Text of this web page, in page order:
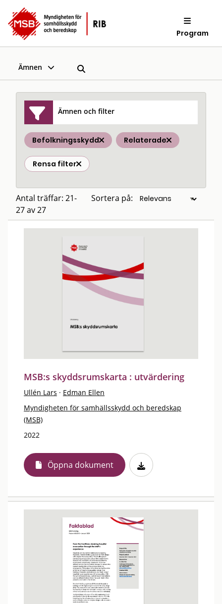
Program
Ämnen
Ämnen och filter
Befolkningsskydd Relaterade
Rensa filter
Antal träffar: 21-
27 av 27
Sortera på:
MSB:s skyddsrumskarta : utvärdering
Ullén Lars · Edman Ellen
Myndigheten för samhällsskydd och beredskap
(MSB)
2022
Öppna dokument